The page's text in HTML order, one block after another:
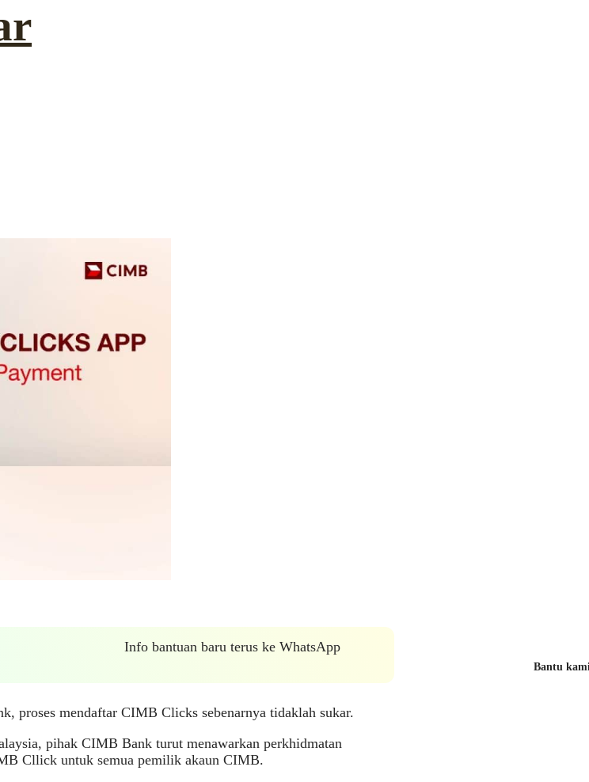
Info bantuan baru terus ke WhatsApp
proses mendaftar CIMB Clicks sebenarnya tidaklah sukar.
pihak CIMB Bank turut menawarkan perkhidmatan
Cllick untuk semua pemilik akaun CIMB.
Bantu